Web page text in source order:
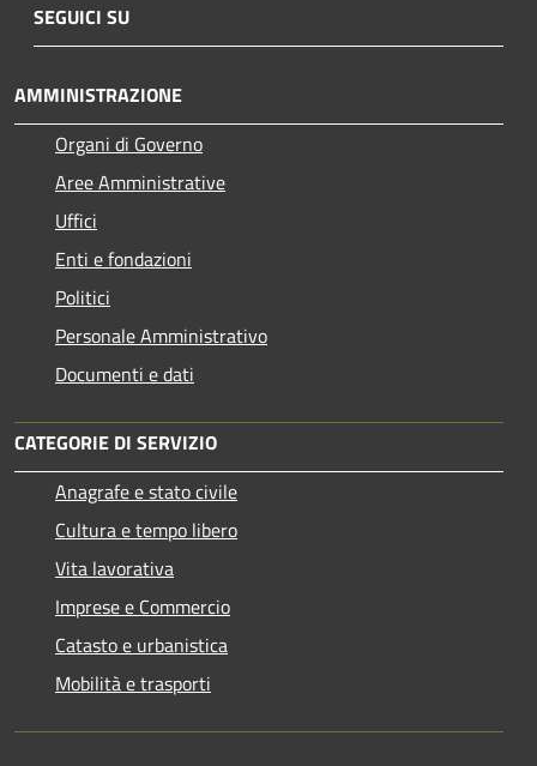
SEGUICI SU
AMMINISTRAZIONE
Organi di Governo
Aree Amministrative
Uffici
Enti e fondazioni
Politici
Personale Amministrativo
Documenti e dati
CATEGORIE DI SERVIZIO
Anagrafe e stato civile
Cultura e tempo libero
Vita lavorativa
Imprese e Commercio
Catasto e urbanistica
Mobilità e trasporti